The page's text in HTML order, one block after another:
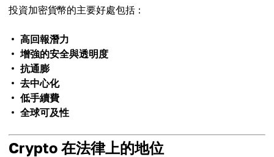
投資加密貨幣的主要好處包括：
高回報潛力
增強的安全與透明度
抗通膨
去中心化
低手續費
全球可及性
Crypto 在法律上的地位